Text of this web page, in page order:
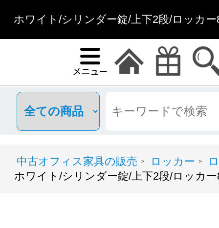
ホワイト/シリンダー錠/上下2段/ロッカ
中古オフィス家具の販売 > ロッカー >
ホワイト/シリンダー錠/上下2段/ロッカ